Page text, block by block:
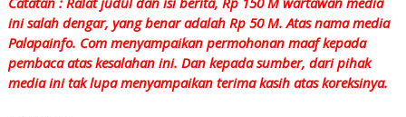
ini salah dengar, yang benar adalah Rp 50 M. Atas nama media
Palapainfo. Com menyampaikan permohonan maaf kepada
pembaca atas kesalahan ini. Dan kepada sumber, dari pihak
media ini tak lupa menyampaikan terima kasih atas koreksinya.